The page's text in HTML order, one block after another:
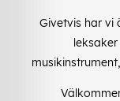
Givetvis har vi